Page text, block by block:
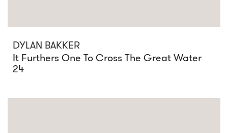
DYLAN BAKKER
It Furthers One To Cross The Great Water
24